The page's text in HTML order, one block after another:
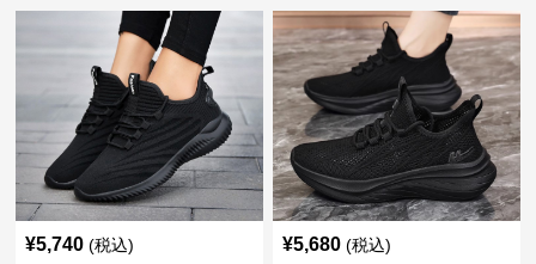
¥5,740 (税込) ¥5,680 (税込)